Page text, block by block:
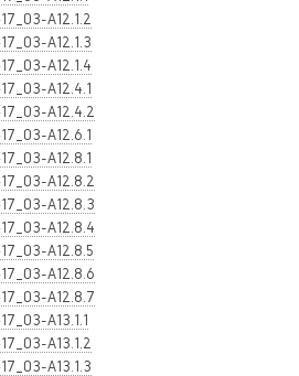
A12.1.2
A12.1.3
A12.1.4
A12.4.1
A12.4.2
A12.6.1
A12.8.1
A12.8.2
A12.8.3
A12.8.4
A12.8.5
A12.8.6
A12.8.7
A13.1.1
A13.1.2
A13.1.3